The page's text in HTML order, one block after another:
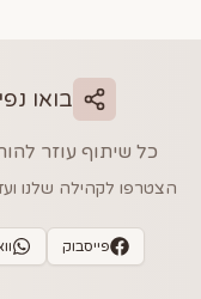
בואו
כל שיתוף עוזר
הצטרפו לקהילה שלנו
פייסבוק